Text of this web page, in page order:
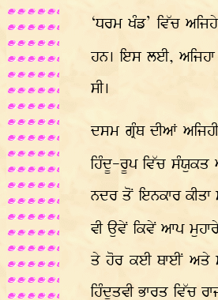
‘ਧਰਮ ਖੰਡ’ ਵਿੱਚ
ਹਨ। ਇਸ ਲਈ, ਅਜਿਹਾ
ਸੀ।
ਦਸਮ ਗ੍ਰੰਥ ਦੀਆਂ
ਹਿੰਦੂ-ਰੂਪ ਵਿੱਚ
ਨਦਰ ਤੋਂ ਇਨਕਾਰ ਕੀਤਾ
ਵੀ ਉਵੇਂ ਕਿਵੇਂ ਆਪ
ਤੇ ਹੋਰ ਕਈ ਥਾਈਂ ਅਤੇ
ਹਿੰਦੂਤਵੀ ਭਾਰਤ ਵਿੱਚ